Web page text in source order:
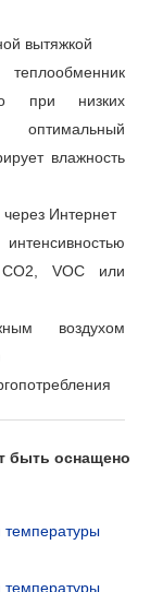
вытяжкой
при низких
влажность
Интернет
VOC или
воздухом
быть оснащено
температуры
температуры